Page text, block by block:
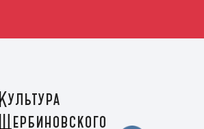
Культура
Щербиновского